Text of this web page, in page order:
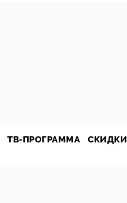
ТВ-ПРОГРАММА СКИДКИ